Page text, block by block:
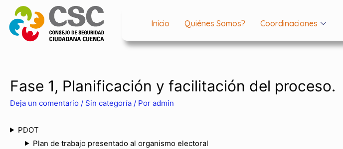
Inicio Quiénes Somos? Coordinaciones
Fase 1, Planificación y facilitación del proceso.
Deja un comentario / Sin categoría / Por admin
PDOT
Plan de trabajo presentado al organismo electoral